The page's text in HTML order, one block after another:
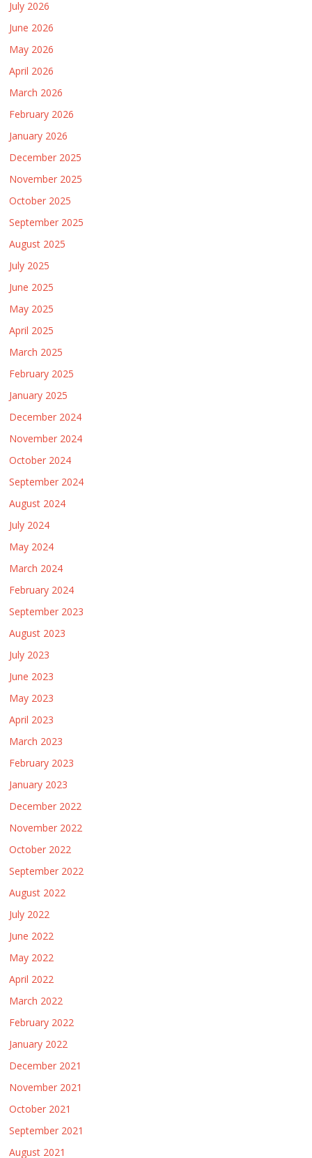
July 2026
June 2026
May 2026
April 2026
March 2026
February 2026
January 2026
December 2025
November 2025
October 2025
September 2025
August 2025
July 2025
June 2025
May 2025
April 2025
March 2025
February 2025
January 2025
December 2024
November 2024
October 2024
September 2024
August 2024
July 2024
May 2024
March 2024
February 2024
September 2023
August 2023
July 2023
June 2023
May 2023
April 2023
March 2023
February 2023
January 2023
December 2022
November 2022
October 2022
September 2022
August 2022
July 2022
June 2022
May 2022
April 2022
March 2022
February 2022
January 2022
December 2021
November 2021
October 2021
September 2021
August 2021